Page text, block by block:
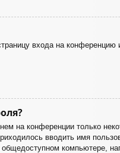
входа на
на конференции только
вводить имя
компьютере,